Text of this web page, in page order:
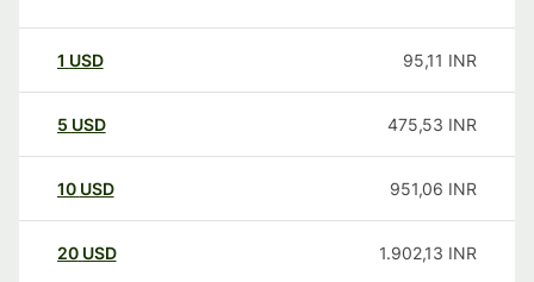
1 USD 95,11 INR
5 USD 475,53 INR
10 USD 951,06 INR
20 USD 1.902,13 INR